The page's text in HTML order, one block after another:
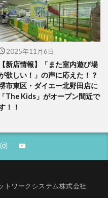
2025年11月6日
【新店情報】「また室内遊び場
欲しい！」の声に応えた！？
市東区・ダイエー北野田店に
「The Kids」がオープン間近で
！！
ワークシステム株式会社